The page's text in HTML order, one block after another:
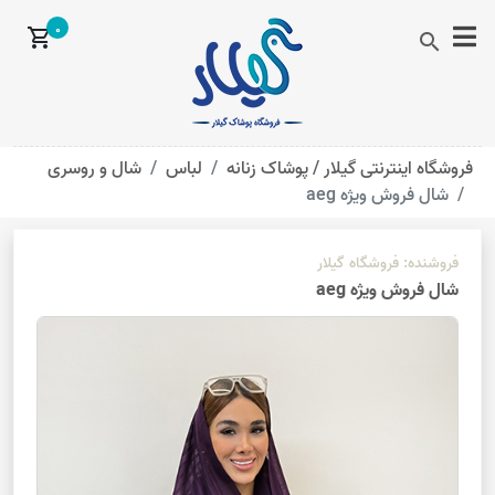
search
shopping_cart0
فروشگاه اینترنتی گیلار /پوشاک زنانه لباس
شال و روسری
شال فروش ویژه aeg
فروشنده: فروشگاه گیلار
شال فروش ویژه aeg